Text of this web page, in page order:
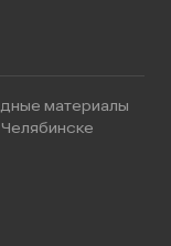
материалы